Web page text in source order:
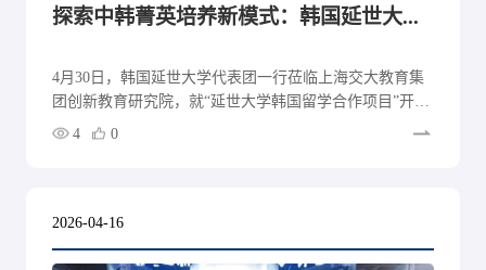
探索中韩菁英培养新模式：韩国延世大学代表团莅临交大教育集团洽谈
4月30日，韩国延世大学代表团一行莅临上海交大教育集
团创新教育研究院，就“延世大学韩国留学合作项目”开展
专题洽谈。双方共同探讨面向中韩两国优秀学生的协同育
4 0
2026-04-16